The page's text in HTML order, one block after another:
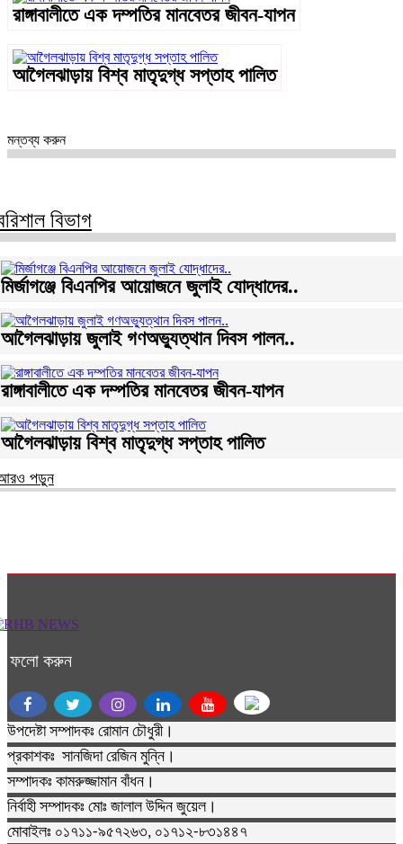
রাঙ্গাবালীতে এক দম্পতির মানবেতর জীবন-যাপন
আগৈলঝাড়ায় বিশ্ব মাতৃদুগ্ধ সপ্তাহ পালিত
মন্তব্য করুন
বিভাগ
মির্জাগঞ্জে বিএনপির আয়োজনে জুলাই যোদ্ধাদের..
আগৈলঝাড়ায় জুলাই গণঅভ্যুত্থান দিবস পালন..
রাঙ্গাবালীতে এক দম্পতির মানবেতর জীবন-যাপন
আগৈলঝাড়ায় বিশ্ব মাতৃদুগ্ধ সপ্তাহ পালিত
পড়ুন
ফলো করুন
উপদেষ্টা সম্পাদকঃ রোমান চৌধুরী।
প্রকাশকঃ সানজিদা রেজিন মুন্নি।
সম্পাদকঃ কামরুজ্জামান বাঁধন।
নির্বাহী সম্পাদকঃ মোঃ জালাল উদ্দিন জুয়েল।
মোবাইলঃ ০১৭১১-৯৫৭২৬৩, ০১৭১২-৮৩১৪৪৭